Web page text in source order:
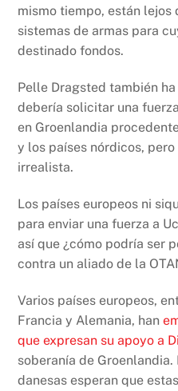
mismo tiempo, están
sistemas de armas para
destinado fondos.
Pelle Dragsted también
debería solicitar una
en Groenlandia
y los países nórdicos,
irrealista.
Los países europeos ni
para enviar una fuerza a
así que ¿cómo podría ser
contra un aliado de la
Varios países europeos,
Francia y Alemania, han
que expresan su apoyo a
soberanía de
danesas esperan que